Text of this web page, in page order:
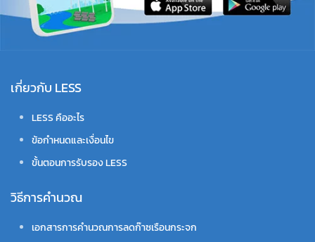
เกี่ยวกับ LESS
LESS คืออะไร
ข้อกำหนดและเงื่อนไข
ขั้นตอนการรับรอง LESS
วิธีการคำนวณ
เอกสารการคำนวณการลดก๊าซเรือนกระจก